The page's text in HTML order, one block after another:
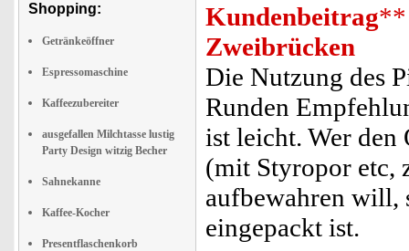
Shopping:
Getränkeöffner
Espressomaschine
Kaffeezubereiter
ausgefallen Milchtasse lustig
Party Design witzig Becher
Sahnekanne
Kaffee-Kocher
Presentflaschenkorb
Kundenbeitrag**
Zweibrücken
Die Nutzung des
Runden
ist leicht. Wer
(mit Styropor etc,
aufbewahren will,
eingepackt ist.